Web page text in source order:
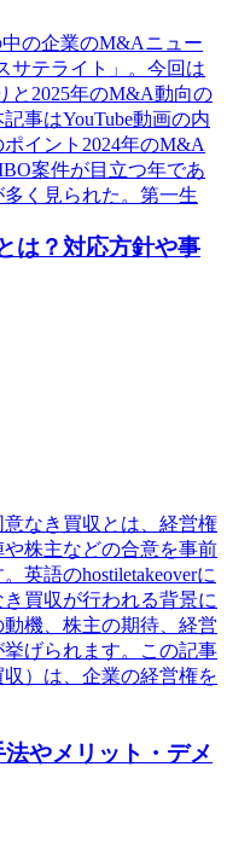
の企業のM&Aニュー
サテライト」。今回は
と2025年のM&A動向の
事はYouTube動画の内
イント2024年のM&A
案件が目立つ年であ
く見られた。第一生
は？対応方針や事
なき買収とは、経営権
株主などの合意を事前
英語のhostiletakeoverに
買収が行われる背景に
機、株主の期待、経営
げられます。この記事
）は、企業の経営権を
やメリット・デメ